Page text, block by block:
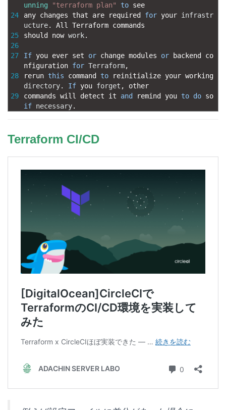
24
25
26
27
28
29
unning
"terraform plan" to see
any changes that are required for your infrastr
ucture. All Terraform commands
should now work.
If you ever set or change modules or backend co
nfiguration for Terraform,
rerun this command to reinitialize your
directory. If you forget ,
other
commands will detect it and remind you to do
if necessary.
Terraform CI/CD